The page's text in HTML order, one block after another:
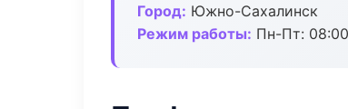
Город: Южно-Сахалинск
Режим работы: Пн-Пт: